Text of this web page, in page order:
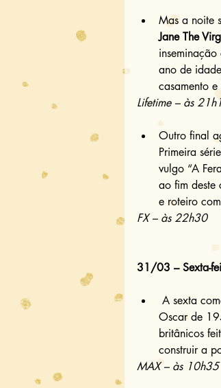
Mas a noite
Jane The
ano de
casamento
Lifetime – às
Outro final
Primeira
vulgo “A
ao fim deste
e roteiro
FX – às 22h30
31/03 – Sexta-
Oscar de
britânicos
construir a
MAX – às 10h35